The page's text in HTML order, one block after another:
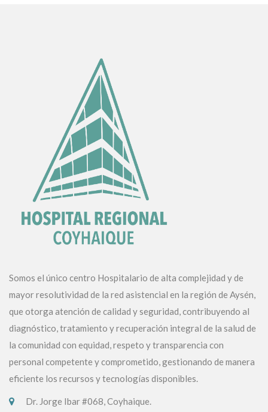
Somos el único centro Hospitalario de alta complejidad y de
mayor resolutividad de la red asistencial en la región de Aysén,
que otorga atención de calidad y seguridad, contribuyendo al
diagnóstico, tratamiento y recuperación integral de la salud de
la comunidad con equidad, respeto y transparencia con
personal competente y comprometido, gestionando de manera
eficiente los recursos y tecnologías disponibles.
Dr. Jorge Ibar #068, Coyhaique.